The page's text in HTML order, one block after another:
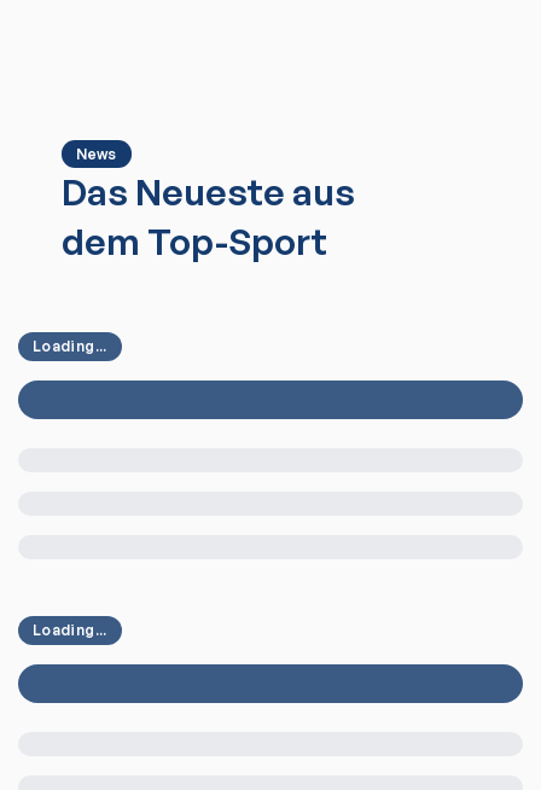
News
Das Neueste aus
dem Top-Sport
Loading...
Loading...